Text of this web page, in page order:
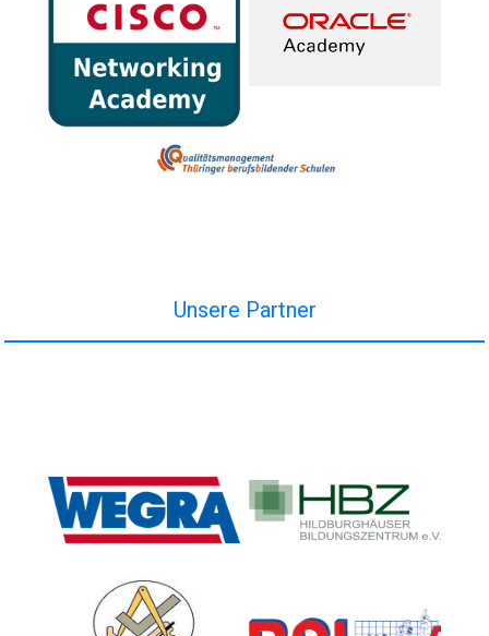
Unsere Partner